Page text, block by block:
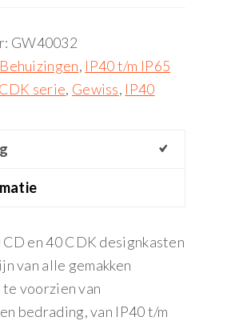
GW40032
Behuizingen, IP40 t/m IP65
serie, Gewiss, IP40
en 40 CDK designkasten
van alle gemakken
voorzien van
bedrading, van IP40 t/m